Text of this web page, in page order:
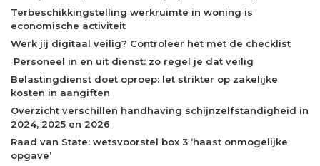
Terbeschikkingstelling werkruimte in woning is
economische activiteit
Werk jij digitaal veilig? Controleer het met de checklist
Personeel in en uit dienst: zo regel je dat veilig
Belastingdienst doet oproep: let strikter op zakelijke
kosten in aangiften
Overzicht verschillen handhaving schijnzelfstandigheid in
2024, 2025 en 2026
Raad van State: wetsvoorstel box 3 ‘haast onmogelijke
opgave’